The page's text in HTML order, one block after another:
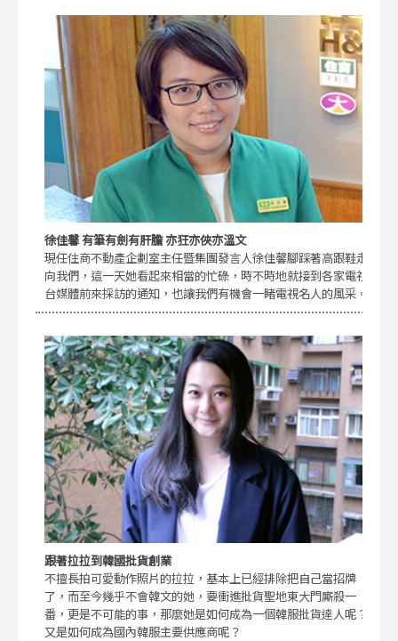
徐佳馨 有筆有劍有肝膽 亦狂亦俠亦溫文
現任住商不動產企劃室主任暨集團發言人徐佳馨腳踩著高跟鞋走
向我們，這一天她看起來相當的忙碌，時不時地就接到各家電視
台媒體前來採訪的通知，也讓我們有機會一睹電視名人的風采。
跟著拉拉到韓國批貨創業
不擅長拍可愛動作照片的拉拉，基本上已經排除把自己當招牌
了，而至今幾乎不會韓文的她，要衝進批貨聖地東大門廝殺一
番，更是不可能的事，那麼她是如何成為一個韓服批貨達人呢？
又是如何成為國內韓服主要供應商呢？